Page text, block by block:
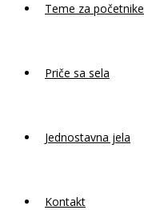
Teme za početnike
Priče sa sela
Jednostavna jela
Kontakt